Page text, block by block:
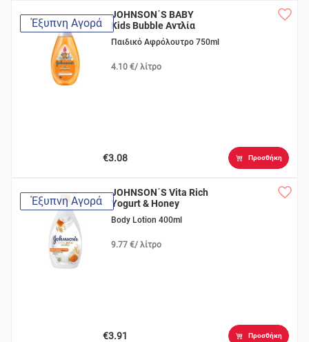
Έξυπνη Αγορά
JOHNSON΄S BABY
Kids Bubble Αντλία
Παιδικό Αφρόλουτρο 750ml
4.10 €/ λίτρο
€3.08 Προσθήκη
Έξυπνη Αγορά
JOHNSON΄S Vita Rich
Yogurt & Honey
Body Lotion 400ml
9.77 €/ λίτρο
€3.91 Προσθήκη